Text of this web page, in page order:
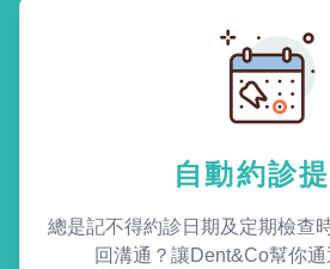
自動約診
總是記不得約診日期及定期檢查
回溝通？讓Dent&Co幫你通